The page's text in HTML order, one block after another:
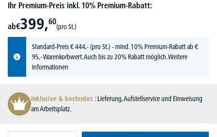
Ihr Premium-Preis inkl. 10% Premium-Rabatt:
ab€399,60
(pro St.)
Standard-Preis€444,-(pro St.) - mind. 10% Premium-Rabatt ab €
95,- Warenkorbwert. Auch bis zu 20% Rabatt möglich.Weitere
Informationen
Inklusive & kostenlos : Lieferung, Aufstellservice und Einweisung
am Arbeitsplatz.